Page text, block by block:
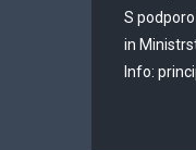
S
in
Info: